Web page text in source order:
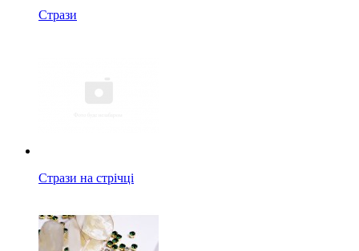
Стрази
Стрази на стрічці